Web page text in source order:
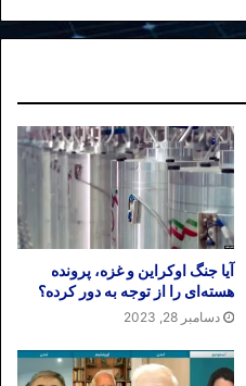
آیا جنگ اوکراین و غزه، پرونده
هسته‌ای را از توجه به دور کرده؟
دسامبر 28, 2023